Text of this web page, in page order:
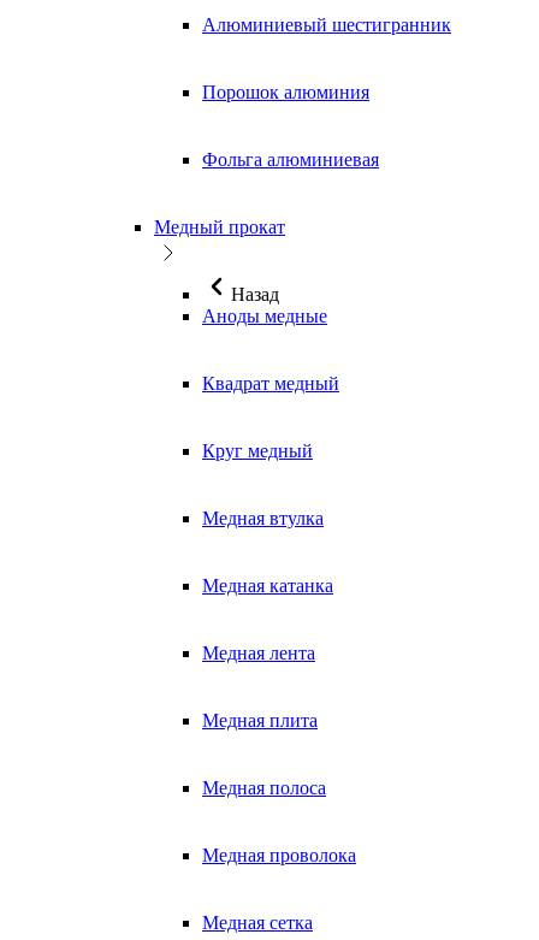
Алюминиевый шестигранник
Порошок алюминия
Фольга алюминиевая
Медный прокат
Назад
Аноды медные
Квадрат медный
Круг медный
Медная втулка
Медная катанка
Медная лента
Медная плита
Медная полоса
Медная проволока
Медная сетка